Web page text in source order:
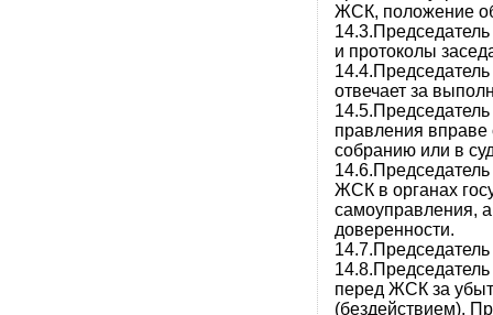
ЖСК, положение
и протоколы
отвечает за
правления
собранию или в
ЖСК в органах
самоуправления,
доверенности.
перед ЖСК за
(бездействием).